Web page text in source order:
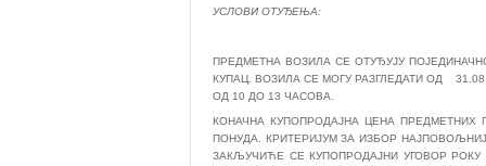
УСЛОВИ ОТУЂЕЊА:
ПРЕДМЕТНА ВОЗИЛА СЕ ОТУЂУЈУ
КУПАЦ. ВОЗИЛА СЕ МОГУ РАЗГЛЕДАТИ ОД
ОД 10 ДО 13 ЧАСОВА.
КОНАЧНА КУПОПРОДАЈНА ЦЕНА
ПОНУДА. КРИТЕРИЈУМ ЗА ИЗБОР
ЗАКЉУЧИЋЕ СЕ КУПОПРОДАЈНИ УГОВОР